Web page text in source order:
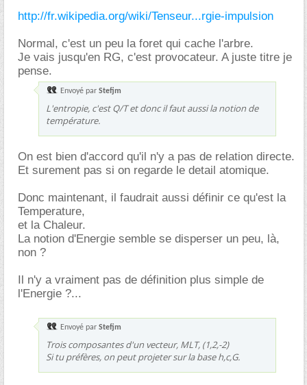
http://fr.wikipedia.org/wiki/Tenseur...rgie-impulsion
Normal, c'est un peu la foret qui cache l'arbre.
Je vais jusqu'en RG, c'est provocateur. A juste titre je
pense.
Envoyé par Stefjm
L'entropie, c'est Q/T et donc il faut aussi la notion de
température.
On est bien d'accord qu'il n'y a pas de relation directe.
Et surement pas si on regarde le detail atomique.
Donc maintenant, il faudrait aussi définir ce qu'est la
Temperature,
et la Chaleur.
La notion d'Energie semble se disperser un peu, là,
non ?
Il n'y a vraiment pas de définition plus simple de
l'Energie ?...
Envoyé par Stefjm
Trois composantes d'un vecteur, MLT, (1,2,-2)
Si tu préfères, on peut projeter sur la base h,c,G.